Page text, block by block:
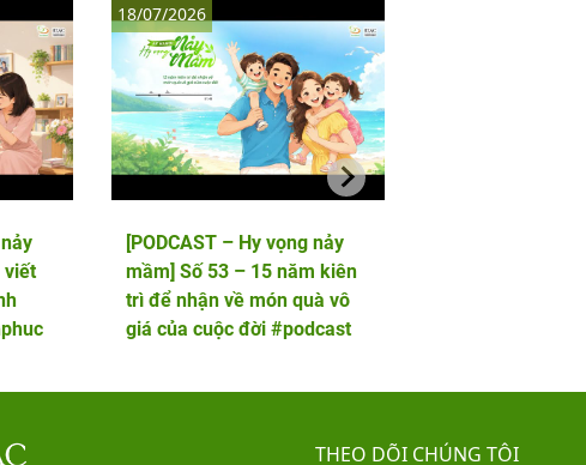
viết
[PODCAST – Hy vọng nảy
mầm] Số 53 – 15 năm kiên
trì để nhận về món quà vô
giá của cuộc đời #podcast
18/07/2026
THEO DÕI CHÚNG TÔI